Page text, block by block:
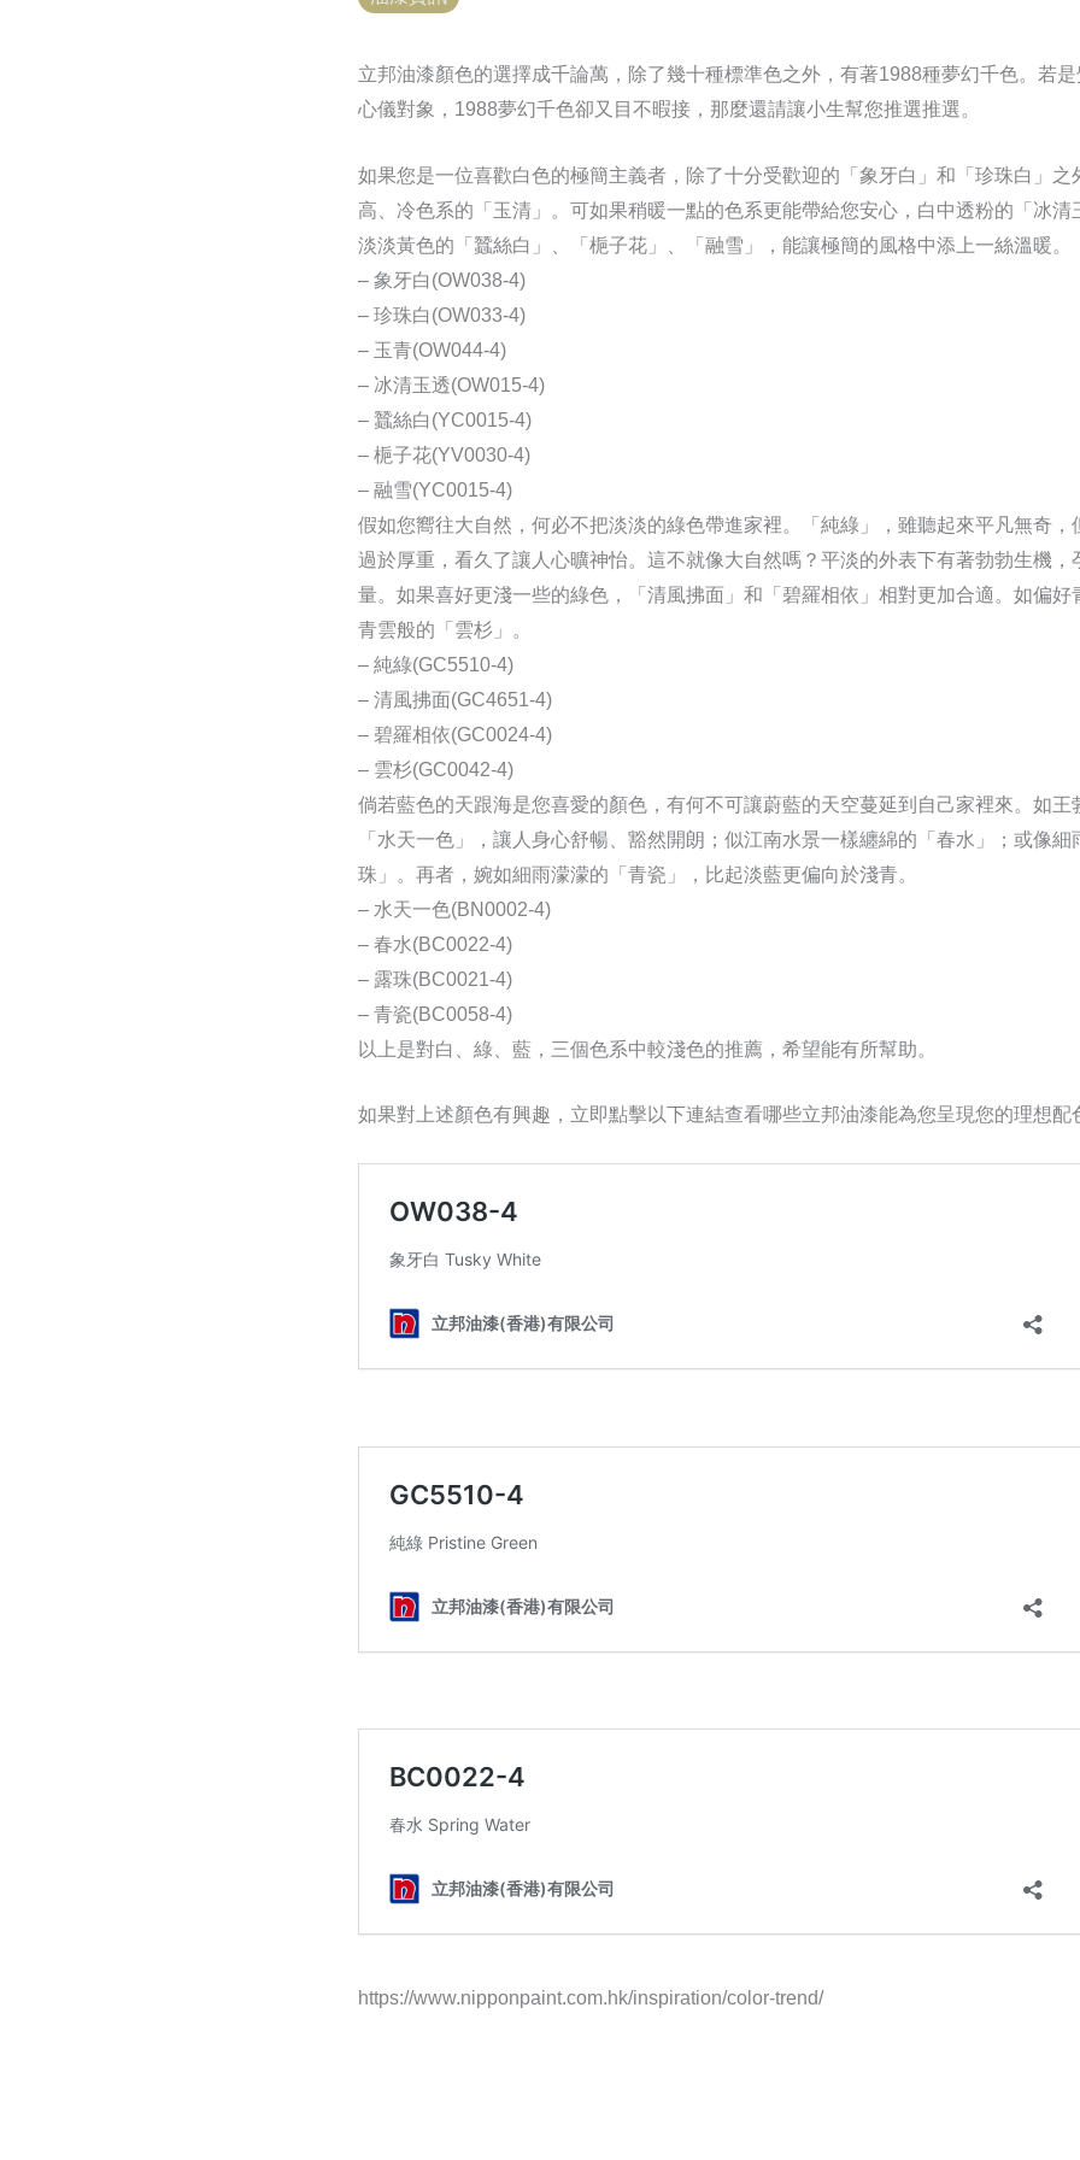
立邦油漆顏色的選擇成千論萬，除了幾十種標準色之外，有著1988種夢幻千色。若
心儀對象，1988夢幻千色卻又目不暇接，那麼還請讓小生幫您推選推選。
如果您是一位喜歡白色的極簡主義者，除了十分受歡迎的「象牙白」和「珍珠白」之
高、冷色系的「玉清」。可如果稍暖一點的色系更能帶給您安心，白中透粉的「冰清
淡淡黃色的「蠶絲白」、「梔子花」、「融雪」，能讓極簡的風格中添上一絲溫暖。
– 象牙白(OW038-4)
– 珍珠白(OW033-4)
– 玉青(OW044-4)
– 冰清玉透(OW015-4)
– 蠶絲白(YC0015-4)
– 梔子花(YV0030-4)
– 融雪(YC0015-4)
假如您嚮往大自然，何必不把淡淡的綠色帶進家裡。「純綠」，雖聽起來平凡無奇，
過於厚重，看久了讓人心曠神怡。這不就像大自然嗎？平淡的外表下有著勃勃生機，
量。如果喜好更淺一些的綠色，「清風拂面」和「碧羅相依」相對更加合適。如偏好
青雲般的「雲杉」。
– 純綠(GC5510-4)
– 清風拂面(GC4651-4)
– 碧羅相依(GC0024-4)
– 雲杉(GC0042-4)
倘若藍色的天跟海是您喜愛的顏色，有何不可讓蔚藍的天空蔓延到自己家裡來。如王
「水天一色」，讓人身心舒暢、豁然開朗；似江南水景一樣纏綿的「春水」；或像細
珠」。再者，婉如細雨濛濛的「青瓷」，比起淡藍更偏向於淺青。
– 水天一色(BN0002-4)
– 春水(BC0022-4)
– 露珠(BC0021-4)
– 青瓷(BC0058-4)
以上是對白、綠、藍，三個色系中較淺色的推薦，希望能有所幫助。
如果對上述顏色有興趣，立即點擊以下連結查看哪些立邦油漆能為您呈現您的理想配
https://www.nipponpaint.com.hk/inspiration/color-trend/